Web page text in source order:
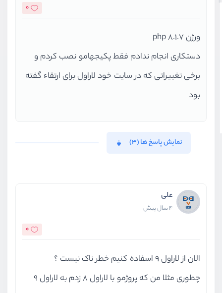
0
ورژن php 8.1.7
دستکاری انجام ندادم فقط پکیجهامو نصب کردم و
برخی تغییراتی که در سایت خود لاراول برای ارتقاء گفته
بود
نمایش پاسخ ها (3)
علی
4 سال پیش
0
الان از لاراول 9 اسفاده کنیم خطر ناک نیست ؟
چطوری مثلا من که پروژمو با لاراول 8 زدم به لاراول 9